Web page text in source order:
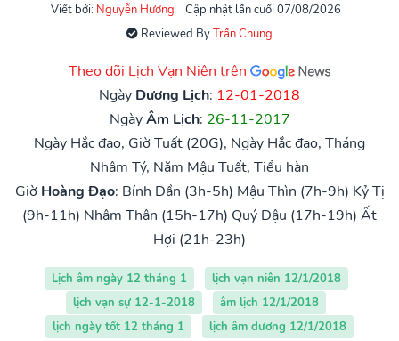
Viết bởi: Nguyễn Hương
Cập nhật lần cuối 07/08/2026
Reviewed ByTrần Chung
Theo dõi Lịch Vạn Niên trên
Ngày Dương Lịch: 12-01-2018
NgàyÂm Lịch: 26-11-2017
Ngày Hắc đạo, Giờ Tuất (20G), Ngày Hắc đạo, Tháng
Nhâm Tý, Năm Mậu Tuất, Tiểu hàn
Giờ Hoàng Đạo: Bính Dần (3h-5h) Mậu Thìn (7h-9h) Kỷ Tị
(9h-11h) Nhâm Thân (15h-17h) Quý Dậu (17h-19h) Ất
Hợi (21h-23h)
Lịch âm ngày 12 tháng 1
lịch vạn niên 12/1/2018
lịch vạn sự 12-1-2018
âm lịch 12/1/2018
lịch ngày tốt 12 tháng 1
lịch âm dương 12/1/2018